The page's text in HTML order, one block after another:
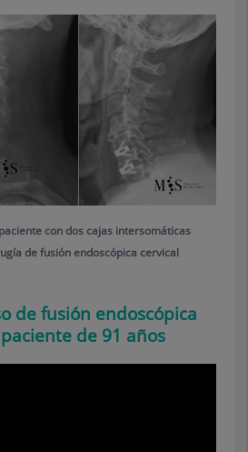
con dos cajas intersomáticas
de fusión endoscópica cervical
de fusión endoscópica
de 91 años